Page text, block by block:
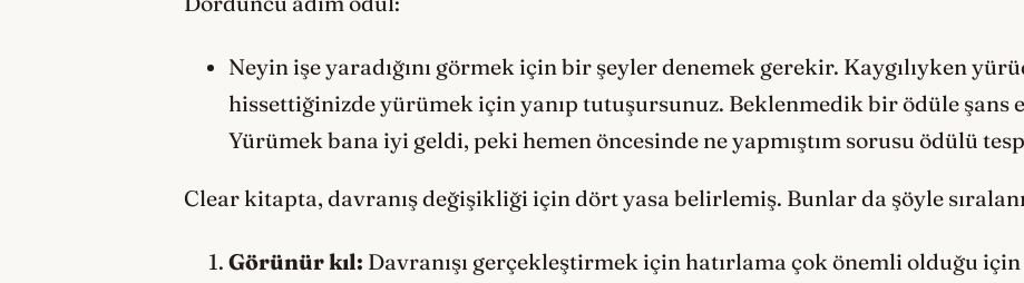
Neyin işe yaradığını görmek için bir şeyler denemek gerekir. Kaygılıyken
hissettiğinizde yürümek için yanıp tutuşursunuz. Beklenmedik bir ödüle şans
Yürümek bana iyi geldi, peki hemen öncesinde ne yapmıştım sorusu ödülü
Clear kitapta, davranış değişikliği için dört yasa belirlemiş. Bunlar da şöyle
Görünür kıl: Davranışı gerçekleştirmek için hatırlama çok önemli olduğu